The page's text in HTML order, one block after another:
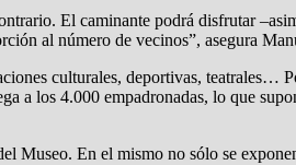
El caminante podrá disfrutar
al número de vecinos”, asegura
culturales, deportivas, teatrales…
a los 4.000 empadronadas, lo que
En el mismo no sólo se